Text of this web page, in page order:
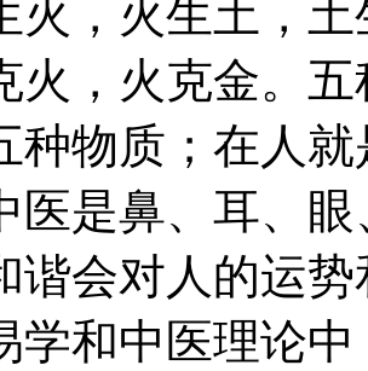
火，火生土，
火，火克金。
种物质；在人
医是鼻、耳、
谐会对人的运
学和中医理论